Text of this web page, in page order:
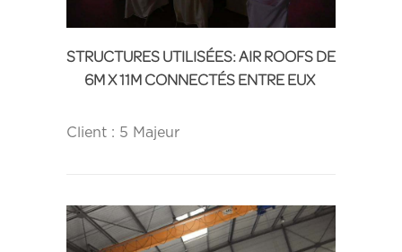
STRUCTURES UTILISÉES:AIR ROOFS DE
6M X 11M CONNECTÉS ENTRE EUX
Client : 5 Majeur